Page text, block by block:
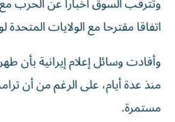
اتفاقا مقترحا مع الولايات
وأفادت وسائل إعلام إيرانية بأن
منذ عدة أيام، على الرغم من أن
مستمرة.